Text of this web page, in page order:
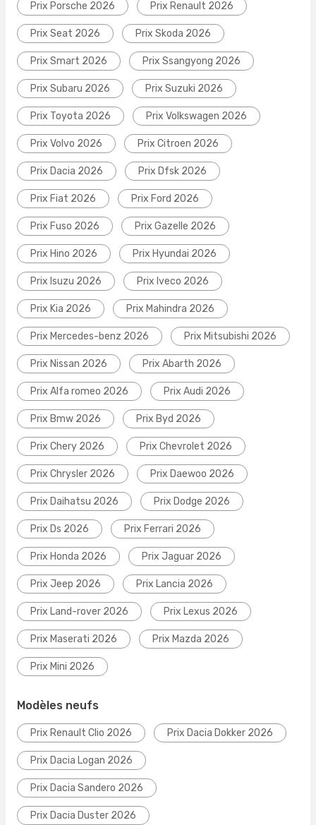
Prix Porsche 2026 Prix Renault 2026
Prix Seat 2026 Prix Skoda 2026
Prix Smart 2026 Prix Ssangyong 2026
Prix Subaru 2026 Prix Suzuki 2026
Prix Toyota 2026 Prix Volkswagen 2026
Prix Volvo 2026 Prix Citroen 2026
Prix Dacia 2026 Prix Dfsk 2026
Prix Fiat 2026 Prix Ford 2026
Prix Fuso 2026 Prix Gazelle 2026
Prix Hino 2026 Prix Hyundai 2026
Prix Isuzu 2026 Prix Iveco 2026
Prix Kia 2026 Prix Mahindra 2026
Prix Mercedes-benz 2026 Prix Mitsubishi 2026
Prix Nissan 2026 Prix Abarth 2026
Prix Alfa romeo 2026 Prix Audi 2026
Prix Bmw 2026 Prix Byd 2026
Prix Chery 2026 Prix Chevrolet 2026
Prix Chrysler 2026 Prix Daewoo 2026
Prix Daihatsu 2026 Prix Dodge 2026
Prix Ds 2026 Prix Ferrari 2026
Prix Honda 2026 Prix Jaguar 2026
Prix Jeep 2026 Prix Lancia 2026
Prix Land-rover 2026 Prix Lexus 2026
Prix Maserati 2026 Prix Mazda 2026
Prix Mini 2026
Modèles neufs
Prix Renault Clio 2026 Prix Dacia Dokker 2026
Prix Dacia Logan 2026
Prix Dacia Sandero 2026
Prix Dacia Duster 2026